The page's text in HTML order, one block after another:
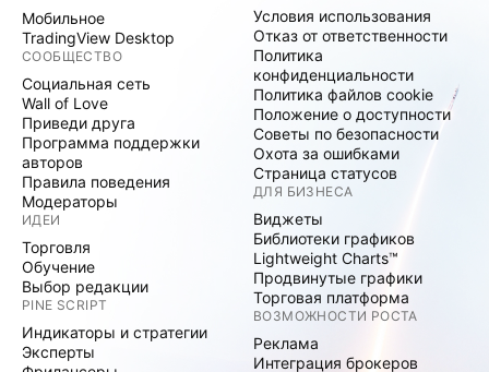
Мобильное
TradingView Desktop
СООБЩЕСТВО
Социальная сеть
Wall of Love
Приведи друга
Программа поддержки
авторов
Правила поведения
Модераторы
ИДЕИ
Торговля
Обучение
Выбор редакции
PINE SCRIPT
Индикаторы и стратегии
Эксперты
Условия использования
Отказ от ответственности
Политика
конфиденциальности
Политика файлов cookie
Положение о доступности
Советы по безопасности
Охота за ошибками
Страница статусов
ДЛЯ БИЗНЕСА
Виджеты
Библиотеки графиков
Lightweight Charts™
Продвинутые графики
Торговая платформа
ВОЗМОЖНОСТИ РОСТА
Реклама
Интеграция брокеров